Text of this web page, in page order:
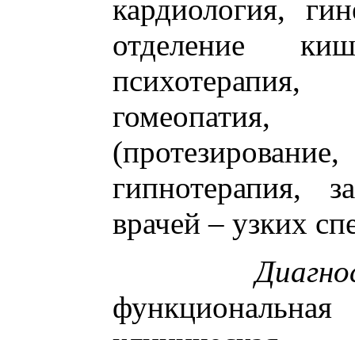
кардиология,
отделение
гипнотерапия,
врачей – узких